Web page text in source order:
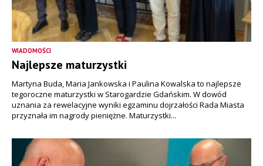
WIADOMOŚCI
Najlepsze maturzystki
Martyna Buda, Maria Jankowska i Paulina Kowalska to najlepsze
tegoroczne maturzystki w Starogardzie Gdańskim. W dowód
uznania za rewelacyjne wyniki egzaminu dojrzałości Rada Miasta
przyznała im nagrody pieniężne. Maturzystki...